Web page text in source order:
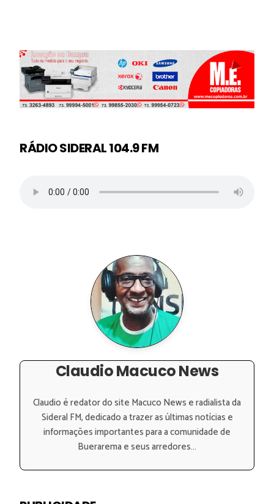
RÁDIO SIDERAL 104.9 FM
Claudio Macuco News
Claudio é redator do site Macuco News e radialista da
Sideral FM, dedicado a trazer as últimas notícias e
informações importantes para a comunidade de
Buerarema e seus arredores...